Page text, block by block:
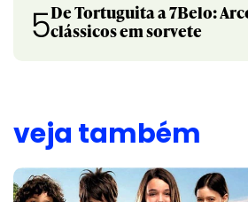
5De Tortuguita a 7Belo:
clássicos em sorvete
veja também